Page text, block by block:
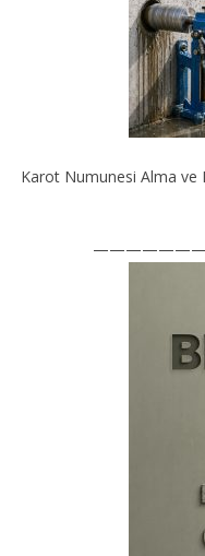
Karot Numunesi Alma ve